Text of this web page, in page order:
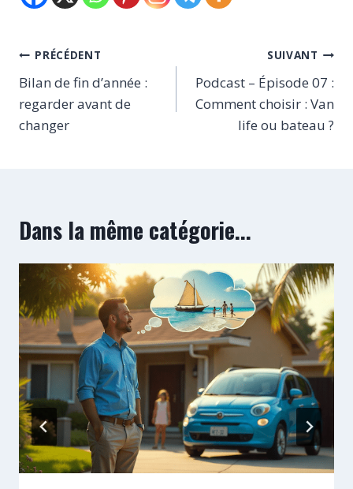
Navigation
de
l’article
PRÉCÉDENT
Bilan de fin d’année :
regarder avant de
changer
SUIVANT
Podcast – Épisode 07 :
Comment choisir : Van
life ou bateau ?
Dans la même catégorie...